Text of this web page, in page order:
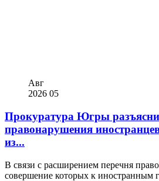
Авг
2026 05
Прокуратура Югры
правонарушения
из...
В связи с расширением перечня
совершение которых к иностранным